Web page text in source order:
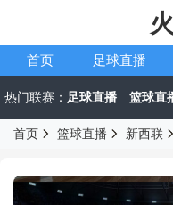
首页 足球直播
热门联赛： 足球直播 篮球直
首页 篮球直播 新西联